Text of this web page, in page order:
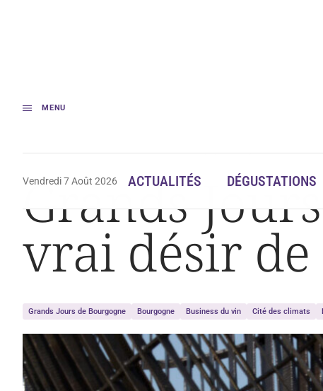
MENU
Vendredi 7 Août 2026 ACTUALITÉS DÉGUSTATIONS
Accueil Actualités Grands Jours de Bourgogne : « Il y a un vrai désir
Grands
vrai désir de
Grands Jours de Bourgogne Bourgogne Business du vin Cité des climats